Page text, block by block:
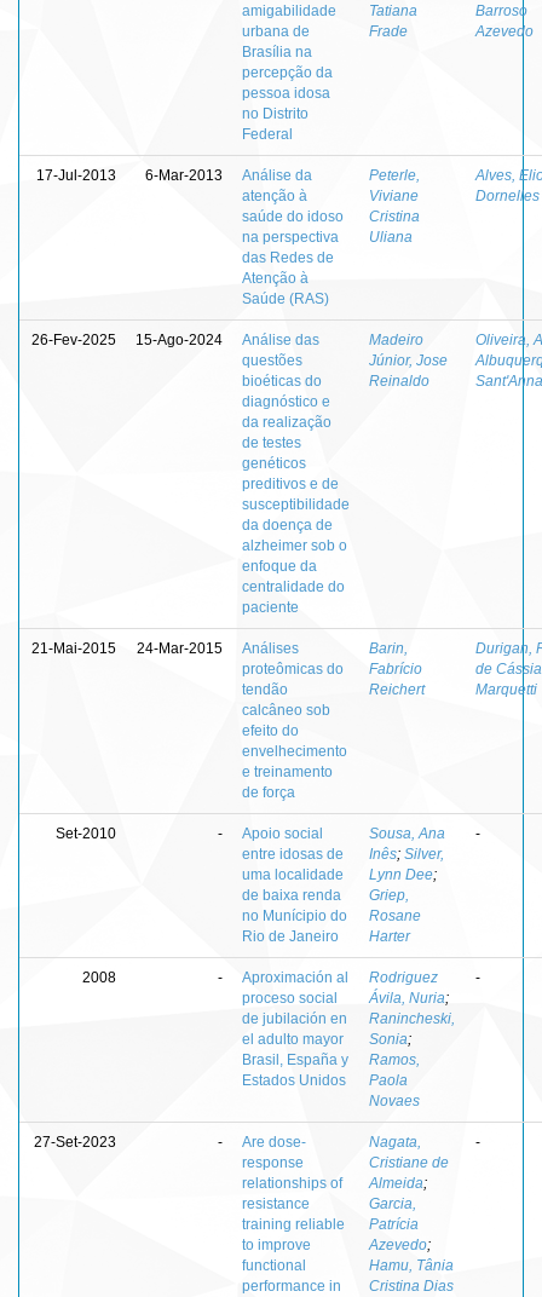
amigabilidade
urbana de
Brasília na
percepção da
pessoa idosa
no Distrito
Federal
Tatiana
Frade
Barroso
Azevedo
17-Jul-2013 6-Mar-2013
Análise da
atenção à
saúde do idoso
na perspectiva
das Redes de
Atenção à
Saúde (RAS)
Peterle,
Viviane
Cristina
Uliana
Alves,
Dornelles
26-Fev-2025 15-Ago-2024
Análise das
questões
bioéticas do
diagnóstico e
da realização
de testes
genéticos
preditivos e de
susceptibilidade
da doença de
alzheimer sob o
enfoque da
centralidade do
paciente
Madeiro
Júnior, Jose
Reinaldo
Oliveira,
21-Mai-2015 24-Mar-2015
Análises
proteômicas do
tendão
calcâneo sob
efeito do
envelhecimento
e treinamento
de força
Barin,
Fabrício
Reichert
Durigan,
de Cássia
Marquetti
Set-2010 -
Apoio social
entre idosas de
uma localidade
de baixa renda
no Munícipio do
Rio de Janeiro
Sousa, Ana
Inês; Silver,
Lynn Dee;
Griep,
Rosane
Harter
-
2008 -
Aproximación al
proceso social
de jubilación en
el adulto mayor
Brasil, España y
Estados Unidos
Rodriguez
Ávila, Nuria;
Ranincheski,
Sonia;
Ramos,
Paola
Novaes
-
27-Set-2023 -
Are dose-
response
relationships of
resistance
training reliable
to improve
functional
performance in
Nagata,
Cristiane de
Almeida;
Garcia,
Patrícia
Azevedo;
Hamu, Tânia
Cristina Dias
-